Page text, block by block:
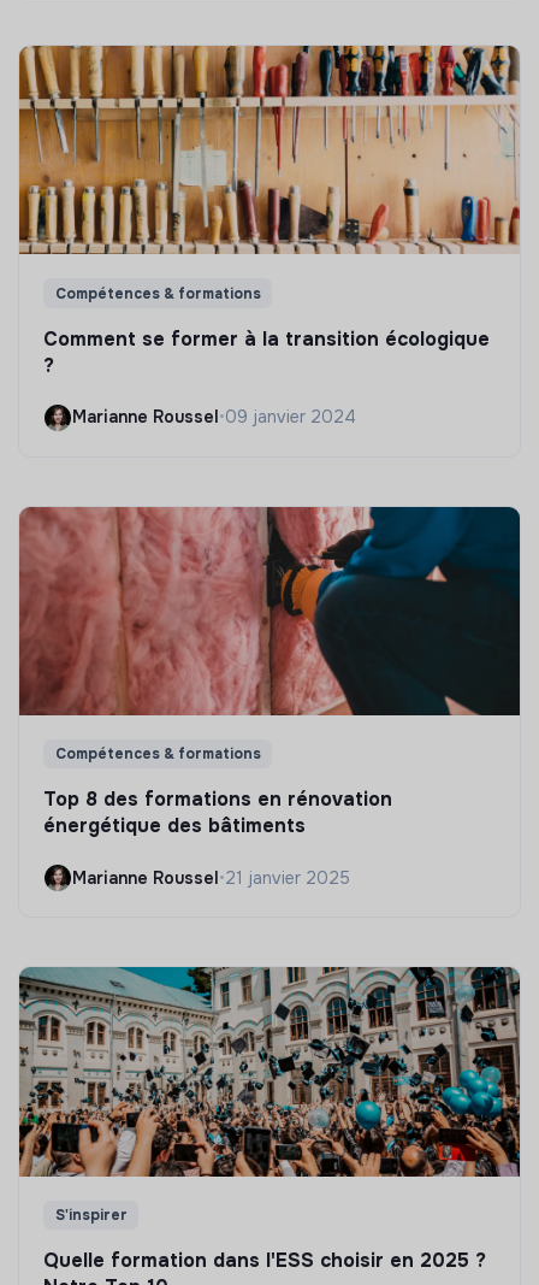
Compétences & formations
Comment se former à la transition écologique
?
Marianne Roussel•09 janvier 2024
Compétences & formations
Top 8 des formations en rénovation
énergétique des bâtiments
Marianne Roussel•21 janvier 2025
S'inspirer
Quelle formation dans l'ESS choisir en 2025 ?